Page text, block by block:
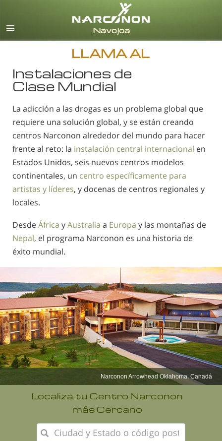
Español
Todas las Regiones/Idiomas
LLAMA AL
Instalaciones de
Clase Mundial
La adicción a las drogas es un problema global que
requiere una solución global, y se están creando
centros Narconon alrededor del mundo para hacer
frente al reto: la instalación central internacional en
Estados Unidos, seis nuevos centros modelos
continentales, un centro específicamente para
artistas y líderes, y docenas de centros regionales y
locales.
DesdeÁfrica yAustralia a Europa y las montañas de
Nepal, el programa Narconon es una historia de
éxito mundial.
Narconon Latinoamérica
Localiza tu Centro Narconon
más Cercano